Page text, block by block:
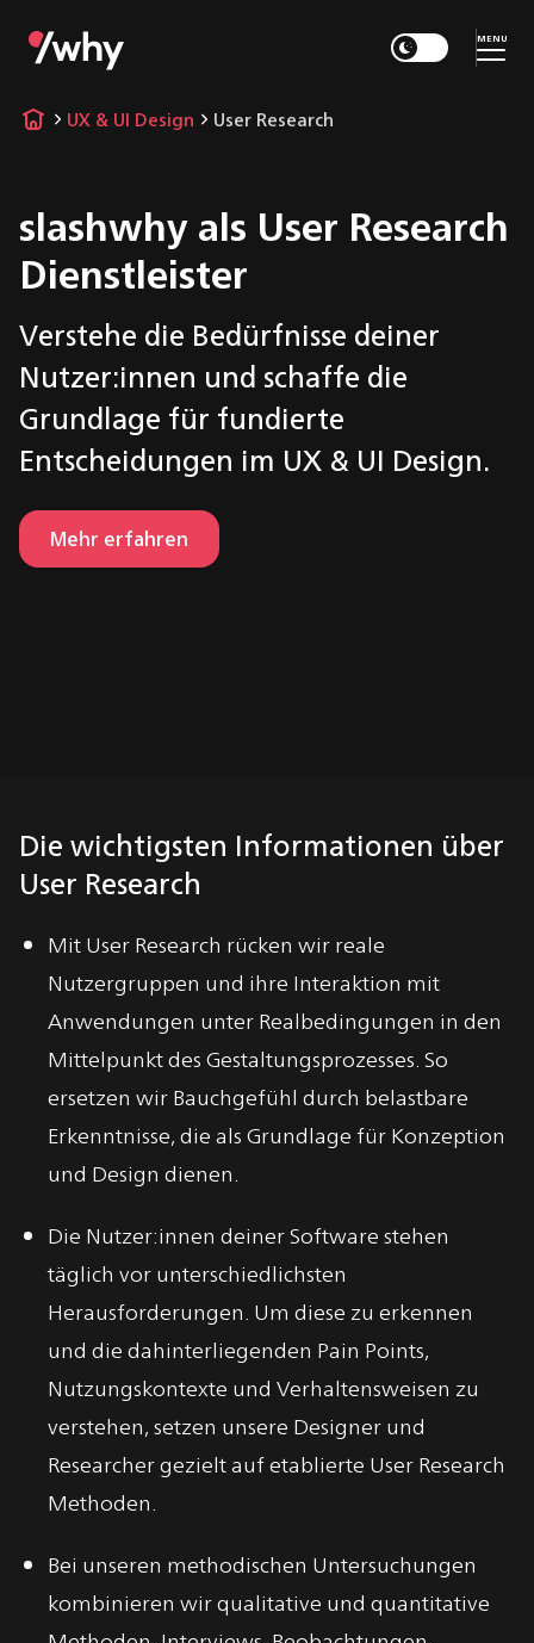
MENU
UX & UI Design User Research
slashwhy als User Research
Dienstleister
Verstehe die Bedürfnisse deiner
Nutzer:innen und schaffe die
Grundlage für fundierte
Entscheidungen im UX & UI Design.
Mehr erfahren
Die wichtigsten Informationen über
User Research
Mit User Research rücken wir reale
Nutzergruppen und ihre Interaktion mit
Anwendungen unter Realbedingungen in den
Mittelpunkt des Gestaltungsprozesses. So
ersetzen wir Bauchgefühl durch belastbare
Erkenntnisse, die als Grundlage für Konzeption
und Design dienen.
Die Nutzer:innen deiner Software stehen
täglich vor unterschiedlichsten
Herausforderungen. Um diese zu erkennen
und die dahinterliegenden Pain Points,
Nutzungskontexte und Verhaltensweisen zu
verstehen, setzen unsere Designer und
Researcher gezielt auf etablierte User Research
Methoden.
Bei unseren methodischen Untersuchungen
kombinieren wir qualitative und quantitative